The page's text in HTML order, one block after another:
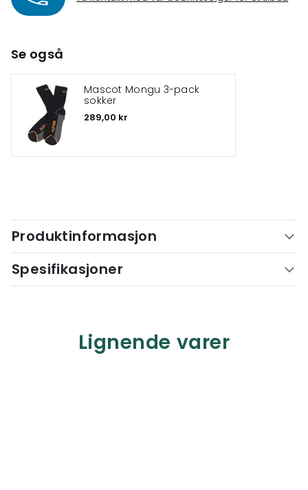
Se også
Mascot Mongu 3-pack
sokker
289,00 kr
Produktinformasjon
Spesifikasjoner
Lignende varer